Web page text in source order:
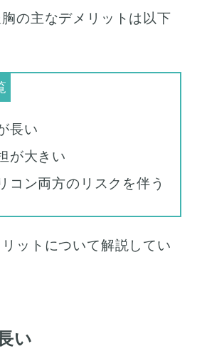
の主なデメリットは以下
長い
が大きい
コン両方のリスクを伴う
ットについて解説してい
い